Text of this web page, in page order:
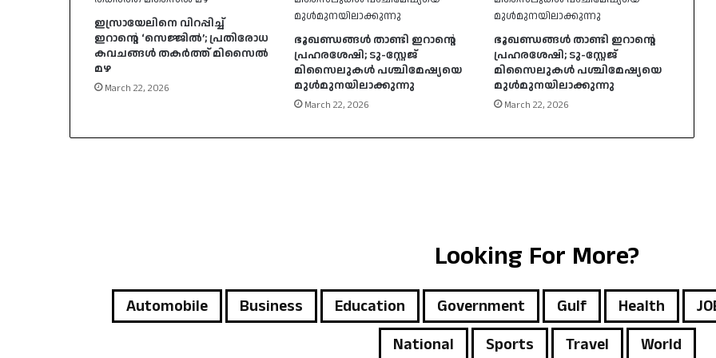
ഇസ്രായേലിനെ വിറപ്പിച്ച്
ഇറാന്റെ ‘സെജ്ജിൽ’; പ്രതിരോധ
കവചങ്ങൾ തകർത്ത് മിസൈൽ
മഴ
March 22, 2026
ഭൂഖണ്ഡങ്ങൾ താണ്ടി ഇറാൻ്റെ
പ്രഹരശേഷി; ടു-സ്റ്റേജ്
മിസൈലുകൾ പശ്ചിമേഷ്യയെ
മുൾമുനയിലാക്കുന്നു
March 22, 2026
ഭൂഖണ്ഡങ്ങൾ താണ്ടി ഇറാൻ്റെ
പ്രഹരശേഷി; ടു-സ്റ്റേജ്
മിസൈലുകൾ പശ്ചിമേഷ്യയെ
മുൾമുനയിലാക്കുന്നു
March 22, 2026
Looking For More?
Automobile Business Education Government Gulf Health
National
Sports Travel World